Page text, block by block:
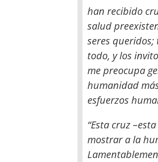
han recibido
salud
seres queridos;
todo, y los
me preocupa
humanidad
esfuerzos
“Esta cruz
mostrar a la